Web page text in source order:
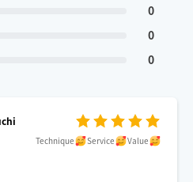
0
0
0
Technique Service Value